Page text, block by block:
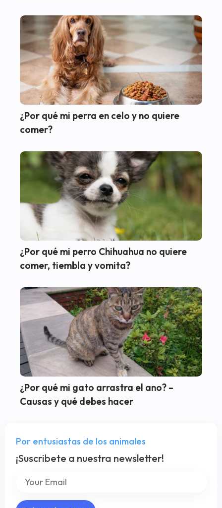
¿Por qué mi perra en celo y no quiere
comer?
¿Por qué mi perro Chihuahua no quiere
comer, tiembla y vomita?
¿Por qué mi gato arrastra el ano? –
Causas y qué debes hacer
Por entusiastas de los animales
¡Suscribete a nuestra newsletter!